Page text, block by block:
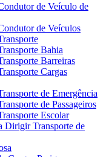
de Veículo de
de Veículos
Bahia
Barreiras
Cargas
de Emergência
de Passageiros
Escolar
Dirigir Transporte de